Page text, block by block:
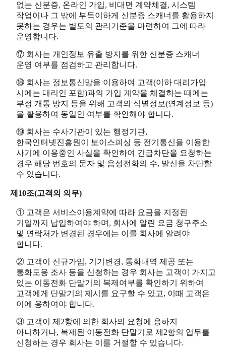
없는 신분증, 온라인 가입, 비대면 계약체결, 시스템
작업이나 그 밖에 부득이하게 신분증 스캐너를 활용하지
못하는 경우는 별도의 관리기준을 마련하여 그에 따라
운영합니다.
⑰ 회사는 개인정보 유출 방지를 위한 신분증 스캐너
운영 여부를 점검하고 관리합니다.
⑱ 회사는 정보통신망을 이용하여 고객(이하 대리가입
시에는 대리인 포함)과의 가입 계약을 체결하는 때에는
부정 개통 방지 등을 위해 고객의 식별정보(연계정보 등)
을 활용하여 동일인 여부를 확인해야 합니다.
⑲ 회사는 수사기관이 있는 행정기관,
한국인터넷진흥원이 보이스피싱 등 전기통신을 이용한
사기에 이용중인 사실을 확인하여 긴급차단을 요청하는
경우 해당 번호의 문자 및 음성전화의 수, 발신을 차단할
수 있습니다.
제10조(고객의 의무)
① 고객은 서비스이용계약에 따라 요금을 지정된
기일까지 납입하여야 하며, 회사에 알린 요금 청구주소
및 연락처가 변경된 경우에는 이를 회사에 알려야
합니다.
② 고객이 신규가입, 기기변경, 통화내역 제공 또는
통화도용 조사 등을 신청하는 경우 회사는 고객이 가지고
있는 이동전화 단말기의 복제여부를 확인하기 위하여
고객에게 단말기의 제시를 요구할 수 있고, 이때 고객은
이에 응하여야 합니다.
③ 고객이 제2항에 의한 회사의 요청에 응하지
아니하거나, 복제된 이동전화 단말기로 제2항의 업무를
신청하는 경우 회사는 이를 거절할 수 있습니다.